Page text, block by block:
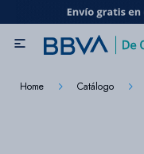

Home Catálogo